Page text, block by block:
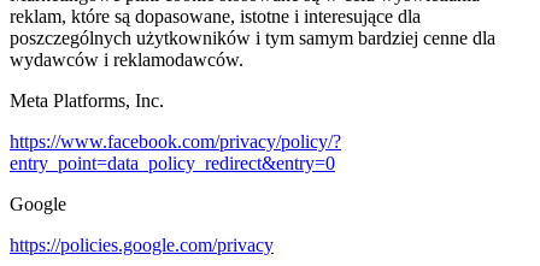
reklam, które są dopasowane, istotne i interesujące dla
poszczególnych użytkowników i tym samym bardziej cenne dla
wydawców i reklamodawców.
Meta Platforms, Inc.
https://www.facebook.com/privacy/policy/?
entry_point=data_policy_redirect&entry=0
Google
https://policies.google.com/privacy